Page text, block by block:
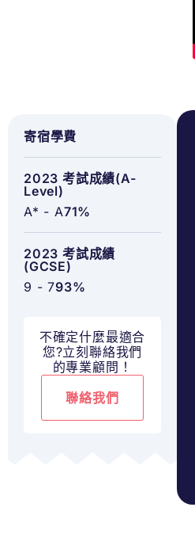
寄宿學費
2023 考試成績(A-
Level)
A* - A71%
2023 考試成績
(GCSE)
9 - 793%
不確定什麼最適合
您?立刻聯絡我們
的專業顧問！
聯絡我們